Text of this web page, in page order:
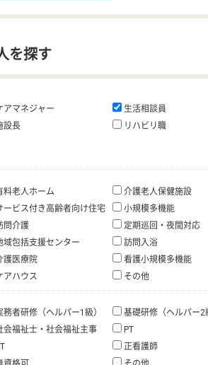
を探す
アマネジャー
生活相談員
設長
リハビリ職
料老人ホーム
介護老人保健施設
ービス付き高齢者向け住宅
小規模多機能
問介護
定期巡回・夜間対応
域包括支援センター
訪問入浴
護医療院
看護小規模多機能
アハウス その他
務者研修（ヘルパー1級）
基礎研修（ヘルパー2
会福祉士・社会福祉主事
PT
正看護師